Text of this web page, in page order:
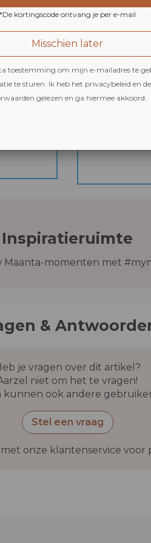
Correcte
montage
De
betere
slagen
er
Inspiratieruimte
Maanta-momenten met
&
je vragen over dit artikel?
niet om het te vragen!
kunnen ook andere
Stel een vraag
onze klantenservice voor
*De kortingscode ontvang je per e-mail
Misschien later
toestemming om mijn e-mailadres te
te sturen. Ik heb het privacybeleid en
gelezen en ga hiermee akkoord.